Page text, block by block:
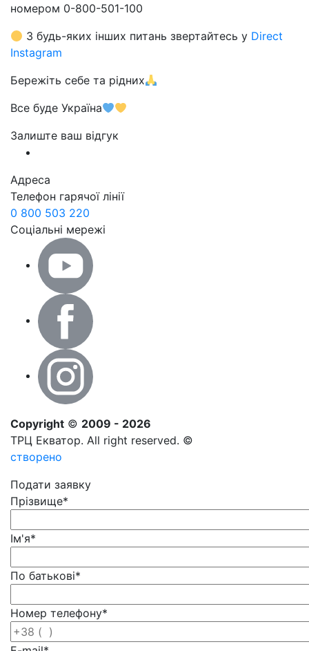
номером 0-800-501-100
З будь-яких інших питань звертайтесь у Direct
Instagram
Бережіть себе та рідних
Все буде Україна
Залиште ваш відгук
Адреса
Телефон гарячої лінії
0 800 503 220
Соціальні мережі
Copyright © 2009 - 2026
ТРЦ Екватор. All right reserved. ©
створено
Подати заявку
Прізвище*
Ім'я*
По батькові*
Номер телефону*